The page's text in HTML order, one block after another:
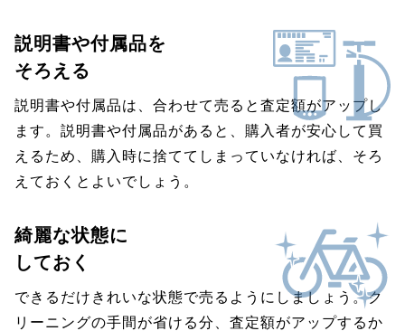
説明書や付属品を
そろえる
説明書や付属品は、合わせて売ると査定額がアップし
ます。説明書や付属品があると、購入者が安心して買
えるため、購入時に捨ててしまっていなければ、そろ
えておくとよいでしょう。
綺麗な状態に
しておく
できるだけきれいな状態で売るようにしましょう。ク
リーニングの手間が省ける分、査定額がアップするか